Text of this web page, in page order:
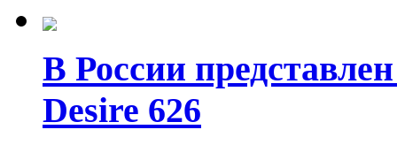
В России
Desire 626